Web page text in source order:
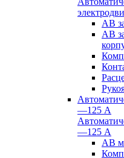
АВ
АВ
—125 А
—125 А
АВ